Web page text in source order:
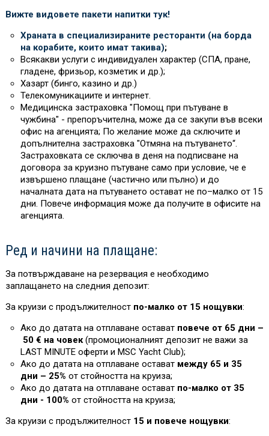
Вижте видовете пакети напитки тук!
Храната в специализираните ресторанти (на борда
на корабите, които имат такива);
Всякакви услуги с индивидуален характер (СПА, пране,
гладене, фризьор, козметик и др.);
Хазарт (бинго, казино и др.)
Телекомуникациите и интернет.
Медицинска застраховка "Помощ при пътуване в
чужбина" - препоръчителна, може да се закупи във всеки
офис на агенцията; По желание може да сключите и
допълнителна застраховка "Отмяна на пътуването“.
Застраховката се сключва в деня на подписване на
договора за круизно пътуване само при условие, че е
извършено плащане (частично или пълно) и до
началната дата на пътуването остават не по–малко от 15
дни. Повече информация може да получите в офисите на
агенцията.
Ред и начини на плащане:
За потвърждаване на резервация е необходимо
заплащането на следния депозит:
За круизи с продължителност по-малко от 15 нощувки:
Ако до датата на отплаване остават повече от 65 дни –
50 € на човек(промоционалният депозит не важи за
LAST MINUTE оферти и MSC Yacht Club);
Ако до датата на отплаване остават между 65 и 35
дни – 25% от стойността на круиза;
Ако до датата на отплаване остават по-малко от 35
дни - 100% от стойността на круиза;
За круизи с продължителност 15 и повече нощувки: